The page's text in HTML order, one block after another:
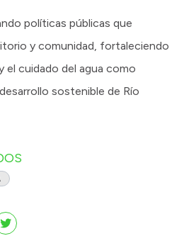
políticas públicas que
y comunidad, fortaleciendo
el cuidado del agua como
sostenible de Río